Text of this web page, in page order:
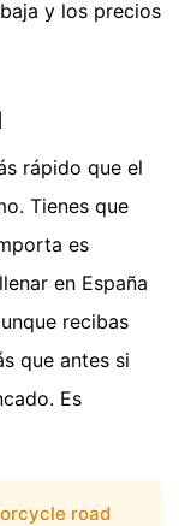
y los precios
rápido que el
Tienes que
es
en España
recibas
que antes si
Es
road